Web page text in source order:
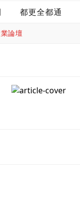
都更全都通
論壇